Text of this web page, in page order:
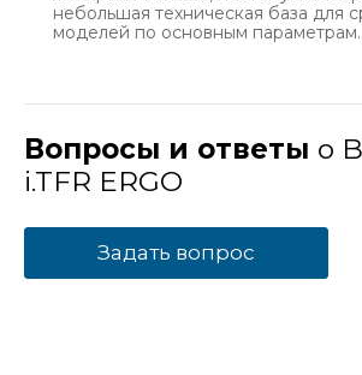
небольшая техническая база для
моделей по основным параметрам.
Вопросы и ответы о
i.TFR ERGO
Задать вопрос